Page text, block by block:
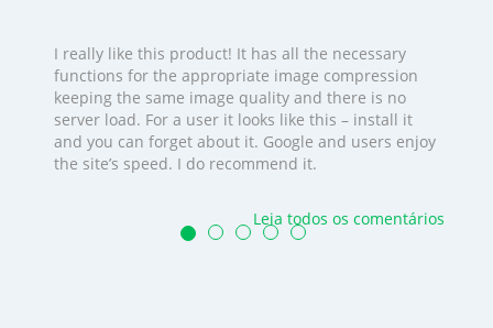
I really like this product! It has all the necessary
functions for the appropriate image compression
keeping the same image quality and there is no
server load. For a user it looks like this – install it
and you can forget about it. Google and users enjoy
the site’s speed. I do recommend it.
Leia todos os comentários